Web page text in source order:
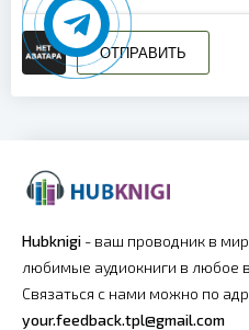
022
023
024
025
026
028
ОТПРАВИТЬ
Hubknigi - ваш проводник в
любимые аудиокниги в любое
Связаться с нами можно по
your.feedback.tpl@gmail.com